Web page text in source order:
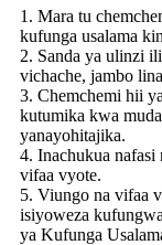
1. Mara tu
kufunga usalama
2. Sanda ya ulinzi
vichache, jambo
3. Chemchemi hii
kutumika kwa
yanayohitajika.
4. Inachukua
vifaa vyote.
5. Viungo na vifaa
isiyoweza
ya Kufunga